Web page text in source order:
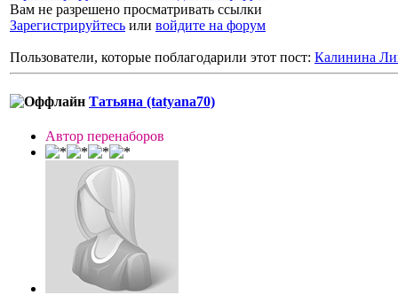
Вам не разрешено просматривать ссылки
Зарегистрируйтесь или войдите на форум
Пользователи, которые поблагодарили этот пост: Калинина
Татьяна (tatyana70)
Автор перенаборов